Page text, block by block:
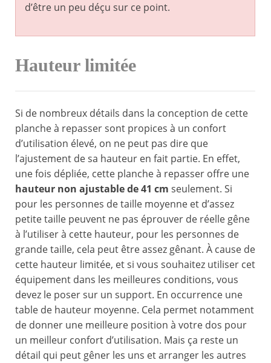
d’être un peu déçu sur ce point.
Hauteur limitée
Si de nombreux détails dans la conception de cette
planche à repasser sont propices à un confort
d’utilisation élevé, on ne peut pas dire que
l’ajustement de sa hauteur en fait partie. En effet,
une fois dépliée, cette planche à repasser offre une
hauteur non ajustable de 41 cm seulement. Si
pour les personnes de taille moyenne et d’assez
petite taille peuvent ne pas éprouver de réelle gêne
à l’utiliser à cette hauteur, pour les personnes de
grande taille, cela peut être assez gênant. À cause de
cette hauteur limitée, et si vous souhaitez utiliser cet
équipement dans les meilleures conditions, vous
devez le poser sur un support. En occurrence une
table de hauteur moyenne. Cela permet notamment
de donner une meilleure position à votre dos pour
un meilleur confort d’utilisation. Mais ça reste un
détail qui peut gêner les uns et arranger les autres